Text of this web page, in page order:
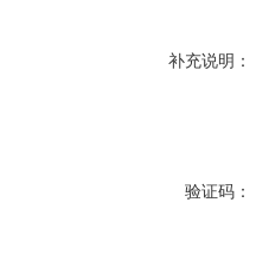
补充说明：
验证码：